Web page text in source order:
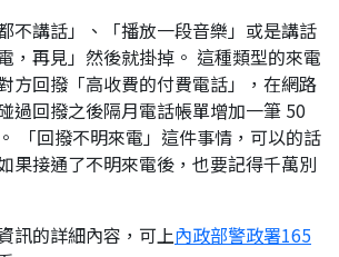
不講話」、「播放一段音樂」或是講話
，再見」然後就掛掉。 這種類型的來電
方回撥「高收費的付費電話」，在網路
過回撥之後隔月電話帳單增加一筆 50
「回撥不明來電」這件事情，可以的話
果接通了不明來電後，也要記得千萬別
訊的詳細內容，可上內政部警政署165